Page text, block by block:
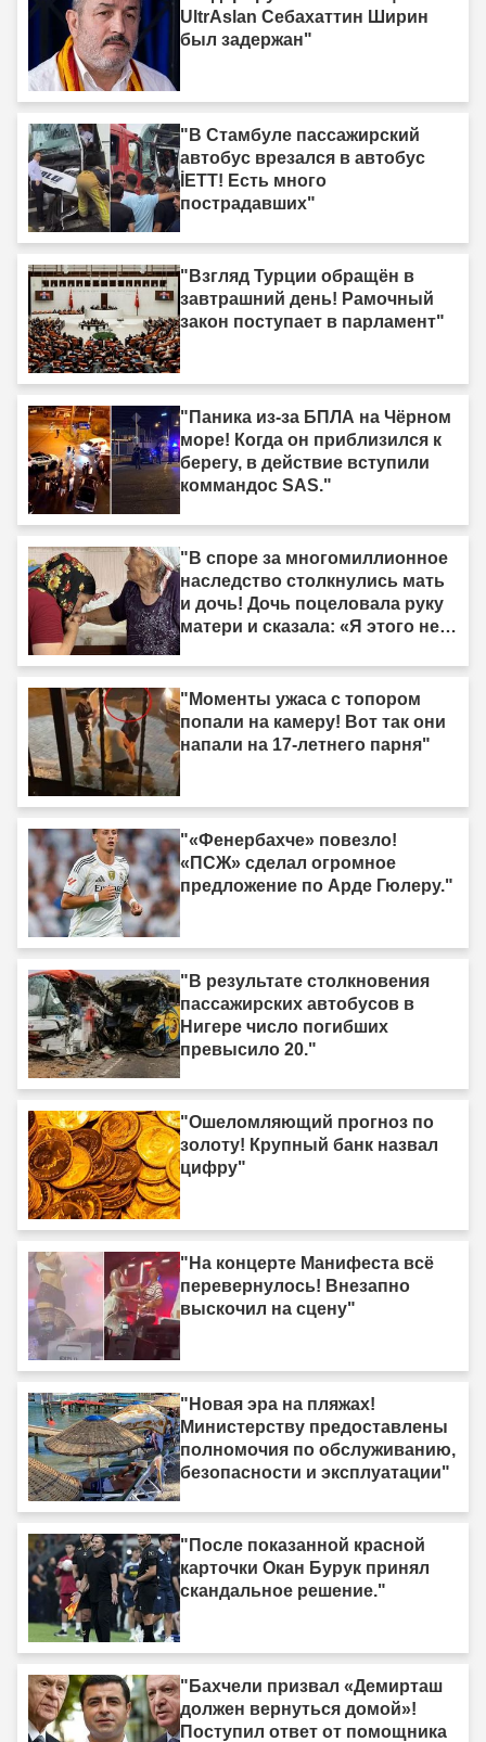
UltrAslan Себахаттин Ширин
был задержан"
"В Стамбуле пассажирский
автобус врезался в автобус
İETT! Есть много
пострадавших"
"Взгляд Турции обращён в
завтрашний день! Рамочный
закон поступает в парламент"
"Паника из-за БПЛА на Чёрном
море! Когда он приблизился к
берегу, в действие вступили
коммандос SAS."
"В споре за многомиллионное
наследство столкнулись мать
и дочь! Дочь поцеловала руку
матери и сказала: «Я этого не
"Моменты ужаса с топором
попали на камеру! Вот так они
напали на 17-летнего парня"
"«Фенербахче» повезло!
«ПСЖ» сделал огромное
предложение по Арде Гюлеру."
"В результате столкновения
пассажирских автобусов в
Нигере число погибших
превысило 20."
"Ошеломляющий прогноз по
золоту! Крупный банк назвал
цифру"
"На концерте Манифеста всё
перевернулось! Внезапно
выскочил на сцену"
"Новая эра на пляжах!
Министерству предоставлены
полномочия по обслуживанию,
безопасности и эксплуатации"
"После показанной красной
карточки Окан Бурук принял
скандальное решение."
"Бахчели призвал «Демирташ
должен вернуться домой»!
Поступил ответ от помощника